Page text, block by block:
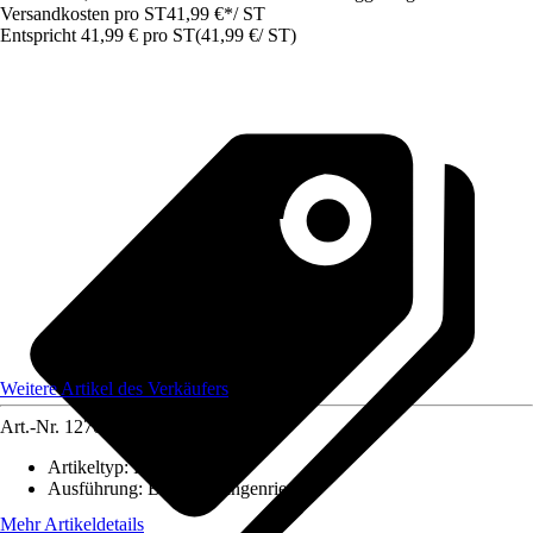
Versandkosten pro ST41,99 €*/ ST
Entspricht 41,99 € pro ST(41,99 €/ ST)
Weitere Artikel des Verkäufers
Art.-Nr. 12707710
Artikeltyp:Pfostenträger
Ausführung:Bolzen-Stangenriegel
Mehr Artikeldetails